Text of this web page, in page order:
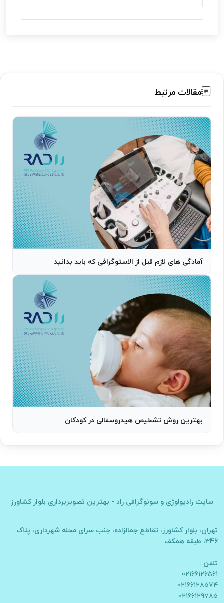
مقالات مرتبط
آمادگی های لازم قبل از الاستوگرافی که باید بدانید
بهترین روش تشخیص هیدروسفالی در کودکان
سایت رادیولوژی و سونوگرافی راد - بهترین تصویربرداری بلوار کشاورز
تهران، بلوار کشاورز، تقاطع جمالزاده، جنب سرای محله شهرداری، پلاک
346، طبقه همکف
تلفن :
02166126561
02166128574
02166129785